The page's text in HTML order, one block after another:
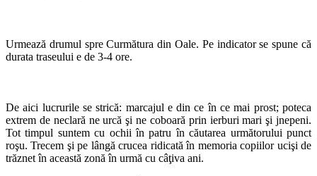
Urmează drumul spre Curmătura din Oale. Pe indicator se spune că
durata traseului e de 3-4 ore.
De aici lucrurile se strică: marcajul e din ce în ce mai prost; poteca
extrem de neclară ne urcă şi ne coboară prin ierburi mari şi jnepeni.
Tot timpul suntem cu ochii în patru în căutarea următorului punct
roşu. Trecem şi pe lângă crucea ridicată în memoria copiilor ucişi de
trăznet în această zonă în urmă cu câţiva ani.